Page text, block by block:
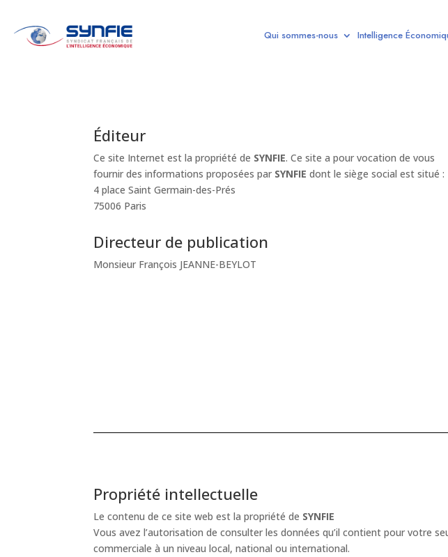
Qui sommes-nous Intelligence
Éditeur
Ce site Internet est la propriété de SYNFIE. Ce site a pour vocation de vous
fournir des informations proposées par SYNFIE dont le siège social est situé :
4 place Saint Germain-des-Prés
75006 Paris
Directeur de publication
Monsieur François JEANNE-BEYLOT
Propriété intellectuelle
Le contenu de ce site web est la propriété de SYNFIE
Vous avez l’autorisation de consulter les données qu’il contient pour votre
commerciale à un niveau local, national ou international.